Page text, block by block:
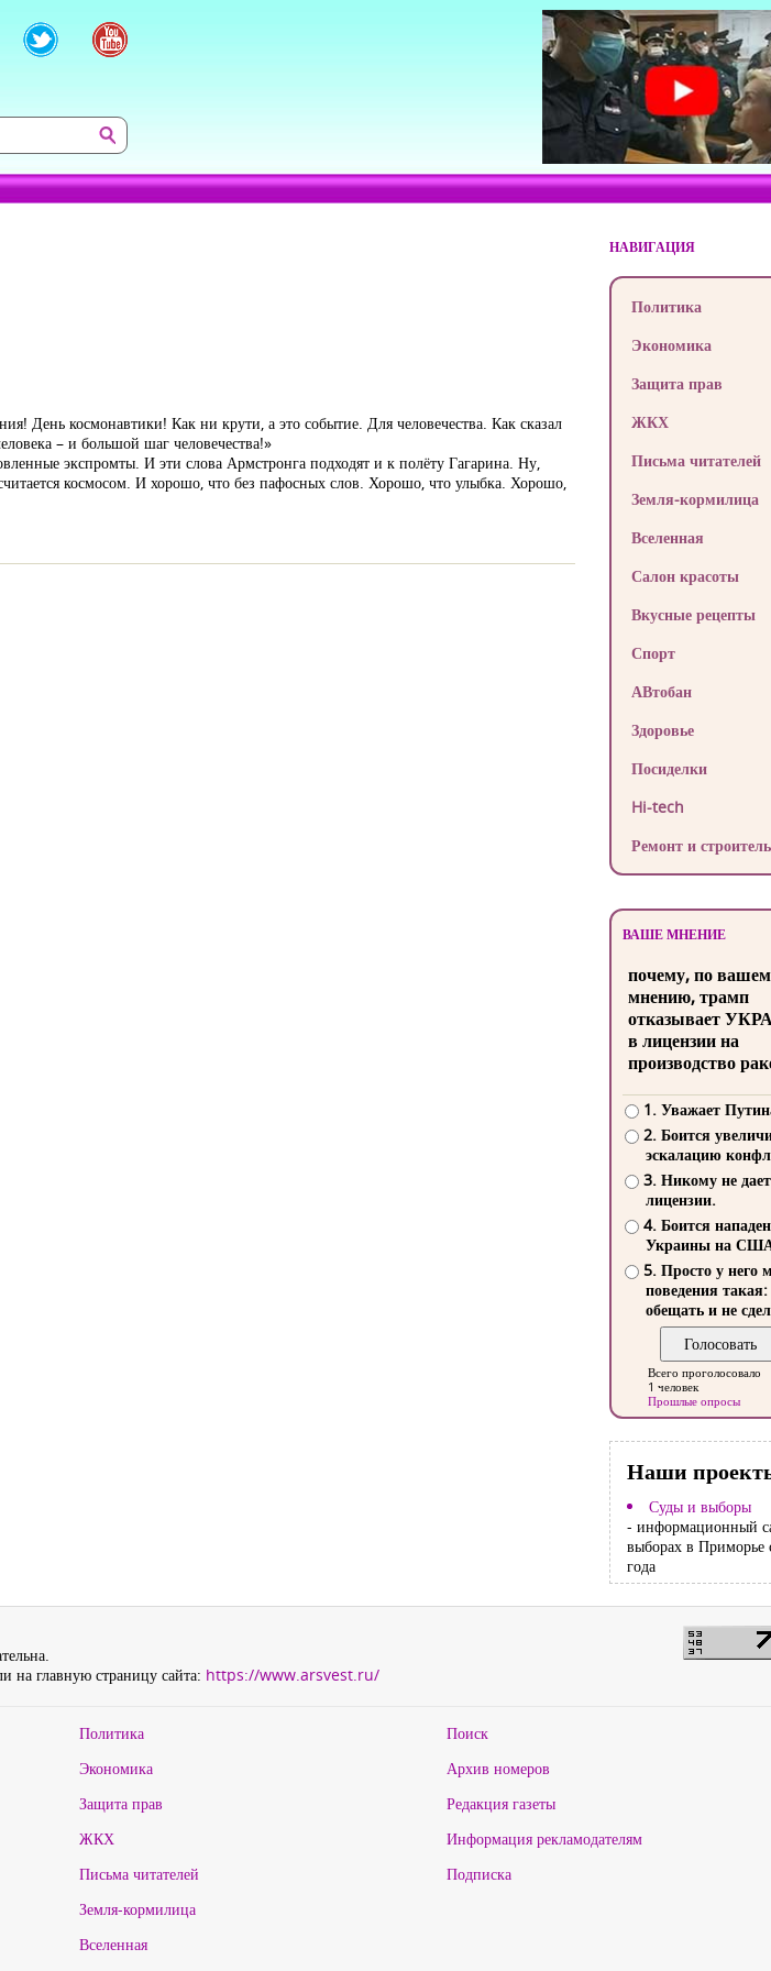
День космонавтики! Как ни крути, а это событие. Для человечества. Как сказал
– и большой шаг человечества!»
экспромты. И эти слова Армстронга подходят и к полёту Гагарина. Ну,
космосом. И хорошо, что без пафосных слов. Хорошо, что улыбка. Хорошо,
НАВИГАЦИЯ
Политика
Экономика
Защита прав
ЖКХ
Письма читателей
Земля-кормилица
Вселенная
Салон красоты
Вкусные рецепты
Спорт
АВтобан
Здоровье
Посиделки
Hi-tech
Ремонт и
ВАШЕ МНЕНИЕ
почему, по
мнению, трамп
отказывает
в лицензии на
производство
1. Уважает
2. Боится
эскалацию
3. Никому не
лицензии.
4. Боится
Украины на
5. Просто у него
поведения такая:
обещать и не
Всего проголосовало
1 человек
Прошлые опросы
Наши
Суды и выборы
- информационный
выборах в Приморье
года
на главную страницу сайта: https://www.arsvest.ru/
Политика
Экономика
Защита прав
ЖКХ
Письма читателей
Земля-кормилица
Вселенная
Поиск
Архив номеров
Редакция газеты
Информация рекламодателям
Подписка